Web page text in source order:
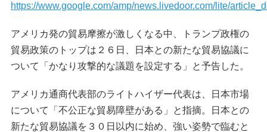
https://www.google.com/amp/news.livedoor.com/lite/
アメリカ発の貿易摩擦が激しくなる中、トランプ政権の
貿易政策のトップは２６日、日本との新たな貿易協議に
ついて「かなり攻撃的な議題を設定する」と予告した。
アメリカ通商代表部のライトハイザー代表は、日本市場
について「不公正な貿易障壁がある」と指摘。日本との
新たな貿易協議を３０日以内に始め、強い姿勢で臨むと